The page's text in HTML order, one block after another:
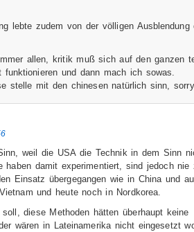
lebte zudem von der völligen Ausblendung
allen, kritik muß sich auf den ganzen
und dann mach ich sowas.
stelle mit den chinesen natürlich sinn,
weil die USA die Technik in dem Sinn
haben damit experimentiert, sind jedoch nie
Einsatz übergegangen wie in China und
und heute noch in Nordkorea.
diese Methoden hätten überhaupt keine
wären in Lateinamerika nicht eingesetzt